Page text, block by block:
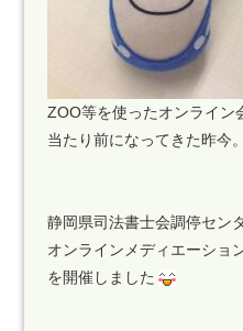
ZOO等を使ったオンライン
当たり前になってきた昨今。
静岡県司法書士会調停セン
オンラインメディエーショ
を開催しました